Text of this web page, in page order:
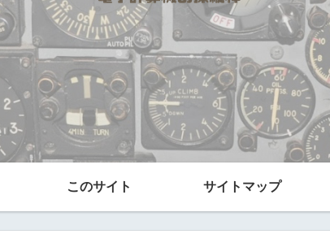
このサイト サイトマップ